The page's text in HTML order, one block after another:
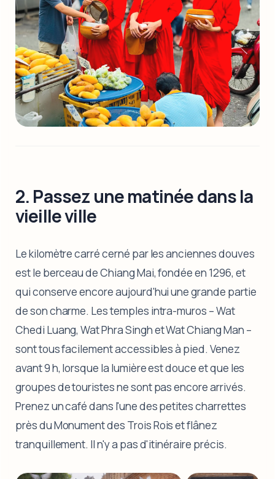
2. Passez une matinée dans la
vieille ville
Le kilomètre carré cerné par les anciennes douves
est le berceau de Chiang Mai, fondée en 1296, et
qui conserve encore aujourd'hui une grande partie
de son charme. Les temples intra-muros – Wat
Chedi Luang, Wat Phra Singh et Wat Chiang Man –
sont tous facilement accessibles à pied. Venez
avant 9 h, lorsque la lumière est douce et que les
groupes de touristes ne sont pas encore arrivés.
Prenez un café dans l'une des petites charrettes
près du Monument des Trois Rois et flânez
tranquillement. Il n'y a pas d'itinéraire précis.